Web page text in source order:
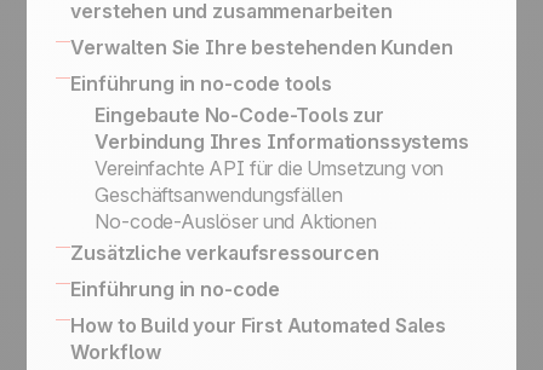
Die Wichtigkeit der Lead Kategorisierung
Einrichten von Lead: Kontakt und weitere
Status vs. Sales Schritte
Kundenakquise Methoden: Prospecting
Listen, Leads und Kundenordner
Prospects vs. Leads
Die Service-Philosophie: Einfachheit und
Effizienz
Die noCRM Sales Academy
Kundenaustausche & BCC Email
Konversationen
erfolgreichen Verkaufsskripts zur
Kaltakquise
Visitenkartenscanner-App
Outbound Engine
Verwandeln Sie qualifizierte Interessenten in
Leads
Wie Sie Ihre Telefonakquise richtig
organisieren
verstehen und zusammenarbeiten
Activity Based Selling
Ihre Daten für Reporting und Marketing
Zwecke exportieren
Aktivitätsbasierte Vertriebsstrategie
Verwalten Sie Ihre bestehenden Kunden
So funktioniert Upsells und Kundenpflege
Follow- up mit Gewonnenen Leads
Einführung in no-code tools
Eingebaute No-Code-Tools zur
Verbindung Ihres Informationssystems
Vereinfachte API für die Umsetzung von
Geschäftsanwendungsfällen
No-code-Auslöser und Aktionen
Zusätzliche verkaufsressourcen
SPIN Selling
Sales Expert Directory
Einführung in no-code
No-code apps
How to Build your First Automated Sales
Workflow